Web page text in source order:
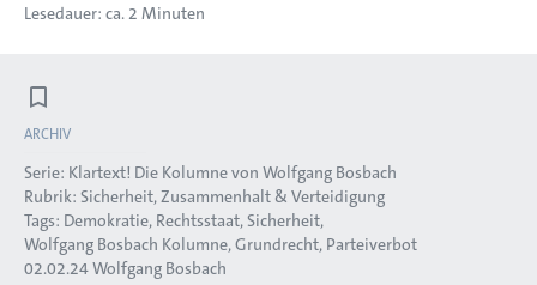
Lesedauer: ca. 2 Minuten
ARCHIV
Serie: Klartext! Die Kolumne von Wolfgang Bosbach
Rubrik: Sicherheit, Zusammenhalt & Verteidigung
Tags: Demokratie Rechtsstaat Sicherheit
Wolfgang Bosbach Kolumne Grundrecht Parteiverbot
02.02.24Wolfgang Bosbach